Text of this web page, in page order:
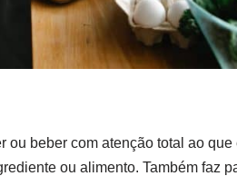
beber com atenção total ao
ou alimento. Também faz